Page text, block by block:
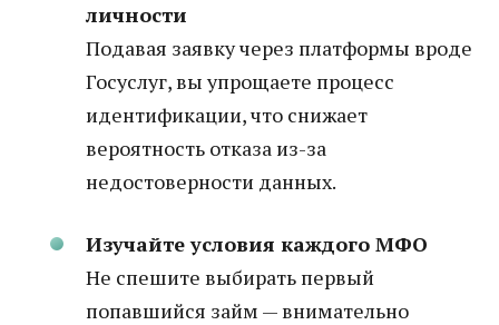
личности
Подавая заявку через платформы вроде
Госуслуг, вы упрощаете процесс
идентификации, что снижает
вероятность отказа из-за
недостоверности данных.
Изучайте условия каждого МФО
Не спешите выбирать первый
попавшийся займ — внимательно